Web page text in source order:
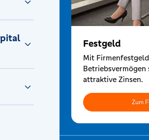
Festgeld
Mit
attraktive Zinsen.
Zum